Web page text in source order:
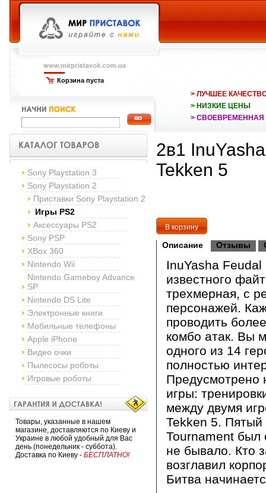
Корзина пуста
> ЛУЧШЕЕ
> НИЗКИЕ ЦЕНЫ
> СВОЕВРЕМЕННАЯ
Sony Playstation 3
Sony Playstation 2
Приставки Sony Playstation 2
Игры PS2
Аксессуары PS2
Sony PSP
XBox 360
Nintendo Wii
Nintendo Gameboy Advance
SP
Nintendo DS Lite
Электронные книги
Мобильные телефоны
Apple iPhone
Видео очки
Пылесосы роботы
Игровые роботы
Товары, указанные в нашем
магазине, доставляются по Киеву и
Украине в любой удобный для Вас
день (понедельник - суббота).
Доставка по Киеву - БЕСПЛАТНО!
2в1
Tekken 5
Описание Отзывы
InuYasha
известного
трехмерная, с
персонажей.
проводить
комбо атак. Вы
одного из 14
полностью
Предусмотрено
игры:
между двумя
Tekken 5. Пятый
Tournament был
не бывало. Кто
возглавил
Битва